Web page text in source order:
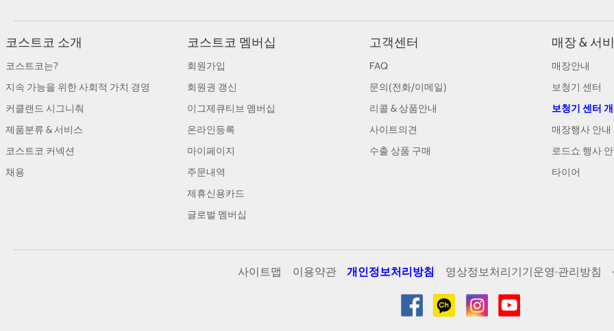
코스트코 소개
코스트코는?
지속 가능을 위한 사회적 가치 경영
커클랜드 시그니춰
제품분류 & 서비스
코스트코 커넥션
채용
코스트코 멤버십
회원가입
회원권 갱신
이그제큐티브 멤버십
온라인등록
마이페이지
주문내역
제휴신용카드
글로벌 멤버십
고객센터
FAQ
문의(전화/이메일)
리콜 & 상품안내
사이트의견
수출 상품 구매
매장 & 서
매장안내
보청기 센터
보청기 센터
매장행사 안내
로드쇼 행사
타이어
사이트맵 이용약관 개인정보처리방침 영상정보처리기기운영·관리방침